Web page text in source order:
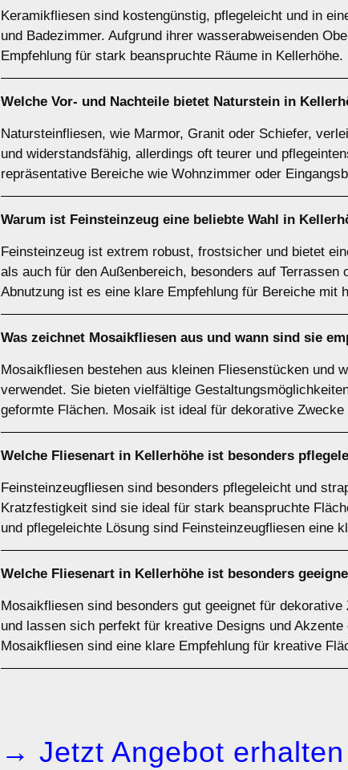
Keramikfliesen sind kostengünstig, pflegeleicht und in
und Badezimmer. Aufgrund ihrer wasserabweisenden
Empfehlung für stark beanspruchte Räume in Kellerhöhe.
Welche Vor- und Nachteile bietet Naturstein in
Natursteinfliesen, wie Marmor, Granit oder Schiefer,
und widerstandsfähig, allerdings oft teurer und
repräsentative Bereiche wie Wohnzimmer oder
Warum ist Feinsteinzeug eine beliebte Wahl in
Feinsteinzeug ist extrem robust, frostsicher und bietet
als auch für den Außenbereich, besonders auf
Abnutzung ist es eine klare Empfehlung für Bereiche mit
Was zeichnet Mosaikfliesen aus und wann sind sie
Mosaikfliesen bestehen aus kleinen Fliesenstücken und
verwendet. Sie bieten vielfältige
geformte Flächen. Mosaik ist ideal für dekorative
Welche Fliesenart in Kellerhöhe ist besonders
Feinsteinzeugfliesen sind besonders pflegeleicht und
Kratzfestigkeit sind sie ideal für stark beanspruchte
und pflegeleichte Lösung sind Feinsteinzeugfliesen eine
Welche Fliesenart in Kellerhöhe ist besonders
Mosaikfliesen sind besonders gut geeignet für
und lassen sich perfekt für kreative Designs und
Mosaikfliesen sind eine klare Empfehlung für kreative
→ Jetzt Angebot erhalten